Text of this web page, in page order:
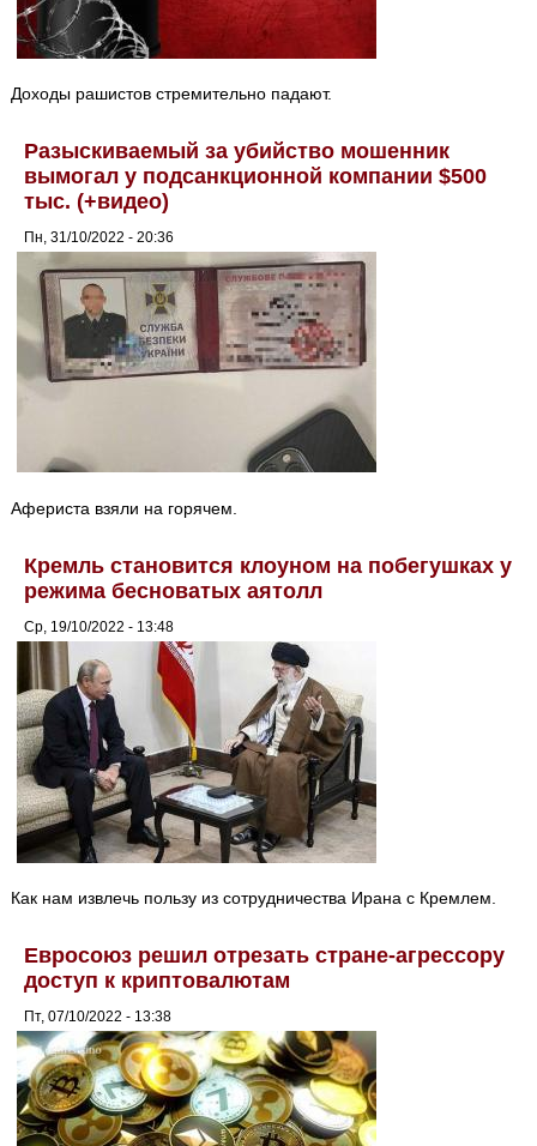
Доходы рашистов стремительно падают.
Разыскиваемый за убийство мошенник
вымогал у подсанкционной компании $500
тыс. (+видео)
Пн, 31/10/2022 - 20:36
Афериста взяли на горячем.
Кремль становится клоуном на побегушках у
режима бесноватых аятолл
Ср, 19/10/2022 - 13:48
Как нам извлечь пользу из сотрудничества Ирана с Кремлем.
Евросоюз решил отрезать стране-агрессору
доступ к криптовалютам
Пт, 07/10/2022 - 13:38